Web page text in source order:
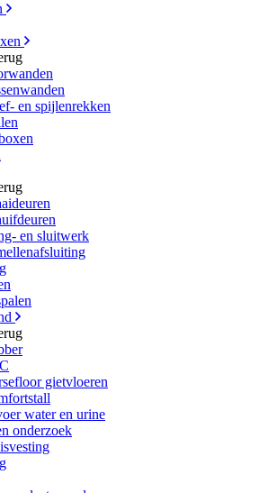
en spijlenrekken
en sluitwerk
gietvloeren
water en urine
onderzoek